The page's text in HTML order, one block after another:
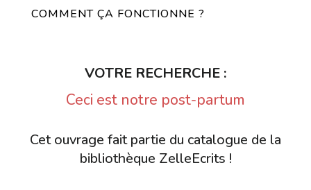
COMMENT ÇA FONCTIONNE ?
VOTRE RECHERCHE :
Ceci est notre post-partum
Cet ouvrage fait partie du catalogue de la
bibliothèque ZelleEcrits !